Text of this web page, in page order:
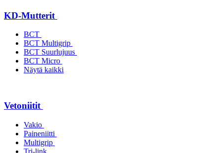
KD-Mutterit
BCT
BCT Multigrip
BCT Suurlujuus
BCT Micro
Näytä kaikki
Vetoniitit
Vakio
Paineniitti
Multigrip
Tri-link